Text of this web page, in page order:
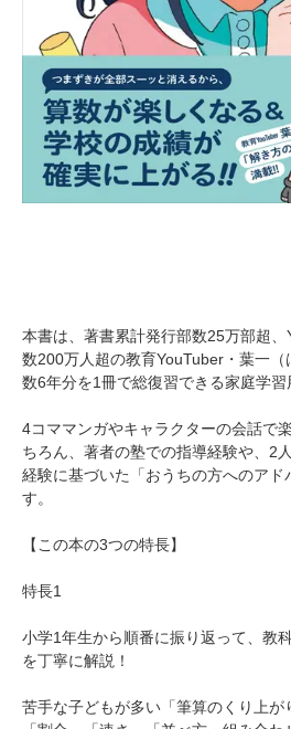
本書は、著書累計発行部数25万部超
数200万人超の教育YouTuber・葉一
数6年分を1冊で総復習できる家庭学習
4コママンガやキャラクターの会話で
ちろん、著者の塾での指導経験や、2
経験に基づいた「おうちの方へのアド
す。
【この本の3つの特長】
特長1
小学1年生から順番に振り返って、教
を丁寧に解説！
苦手な子どもが多い「筆算のくり上が